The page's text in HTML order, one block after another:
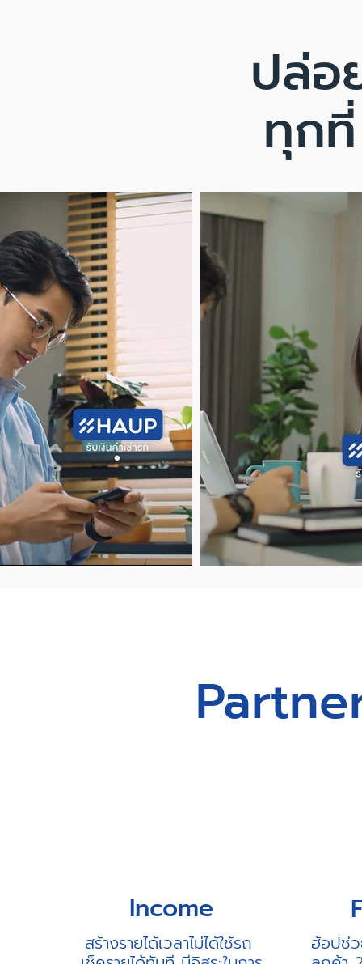
ปล่อ
ทุก
Income
สร้างรายได้เวลาไม่ได้ใช้รถ
ฮ้อปช่